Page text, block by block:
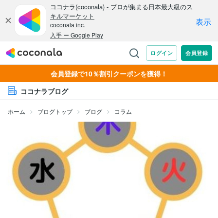
会員登録で10％割引クーポンを獲得！
ココナラブログ
ホーム ブログトップ ブログ コラム